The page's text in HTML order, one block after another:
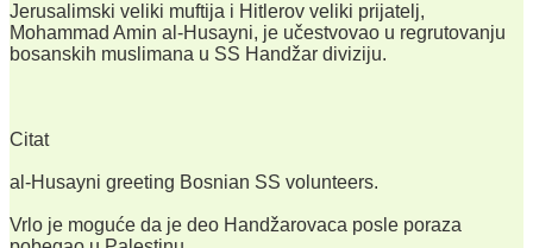
Jerusalimski veliki muftija i Hitlerov veliki prijatelj,
Mohammad Amin al-Husayni, je učestvovao u regrutovanju
bosanskih muslimana u SS Handžar diviziju.
Citat
al-Husayni greeting Bosnian SS volunteers.
Vrlo je moguće da je deo Handžarovaca posle poraza